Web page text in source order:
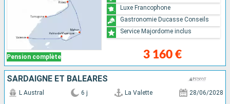
Pension complète 3 160 €
Luxe Francophone
Gastronomie Ducasse Conseils
Service Majordome inclus
SARDAIGNE ET BALÉARES
L Austral 6 j La Valette 28/06/2028